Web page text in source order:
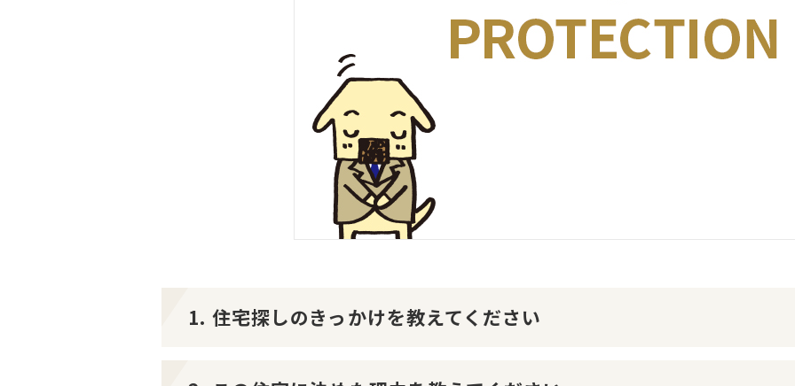
1. 住宅探しのきっかけを教えてください